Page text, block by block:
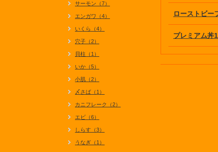
ローストビー
プレミアム丼1
サーモン（7）
エンガワ（4）
いくら（4）
穴子（2）
貝柱（1）
いか（5）
小肌（2）
〆さば（1）
カニフレーク（2）
エビ（6）
しらす（3）
うなぎ（1）